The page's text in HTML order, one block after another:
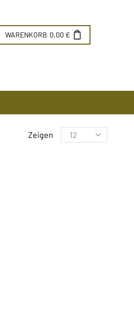
WARENKORB 0,00 €
Zeigen